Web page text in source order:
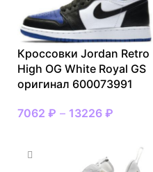
Кроссовки Jordan Retro
High OG White Royal GS
оригинал 600073991
7062 ₽ – 13226 ₽